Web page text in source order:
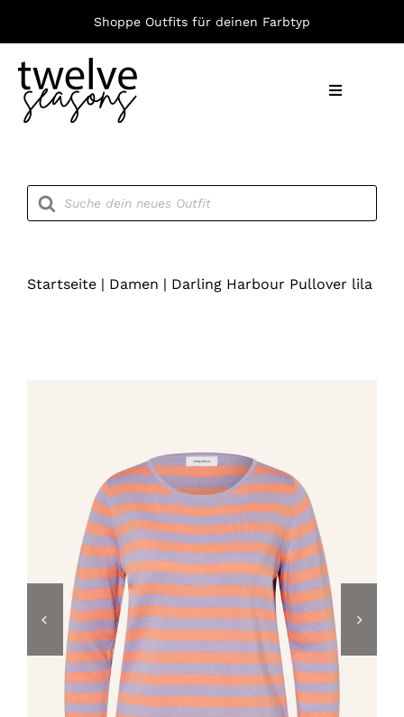
springen
Shoppe Outfits für deinen Farbtyp
Toggle
Products
search
Startseite| Damen | Darling Harbour Pullover lila